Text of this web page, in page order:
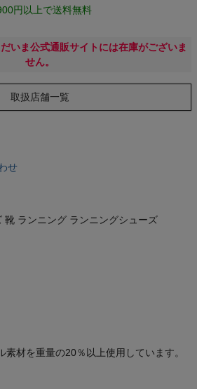
円以上で送料無料
いま公式通販サイトには在庫がございま
せん。
取扱店舗一覧
せ
靴 ランニング ランニングシューズ
素材を重量の20％以上使用しています。